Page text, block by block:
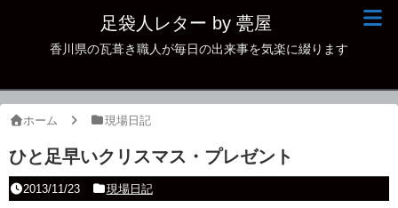
足袋人レター by 甍屋
香川県の瓦葺き職人が毎日の出来事を気楽に綴ります
ホーム 現場日記
ひと足早いクリスマス・プレゼント
2013/11/23 現場日記
現場日記
古瓦